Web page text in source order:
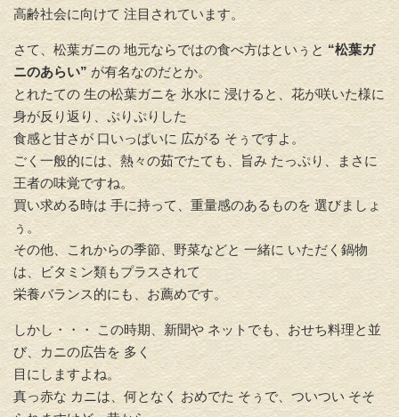
高齢社会に向けて 注目されています。
さて、松葉ガニの 地元ならではの食べ方はといぅと “松葉ガ
ニのあらい” が有名なのだとか。
とれたての 生の松葉ガニを 氷水に 浸けると、花が咲いた様に
身が反り返り、ぷりぷりした
食感と甘さが 口いっぱいに 広がる そぅですよ。
ごく一般的には、熱々の茹でたても、旨み たっぷり、まさに
王者の味覚ですね。
買い求める時は 手に持って、重量感のあるものを 選びましょ
ぅ。
その他、これからの季節、野菜などと 一緒に いただく鍋物
は、ビタミン類もプラスされて
栄養バランス的にも、お薦めです。
しかし・・・ この時期、新聞や ネットでも、おせち料理と並
び、カニの広告を 多く
目にしますよね。
真っ赤な カニは、何となく おめでた そぅで、ついつい そそ